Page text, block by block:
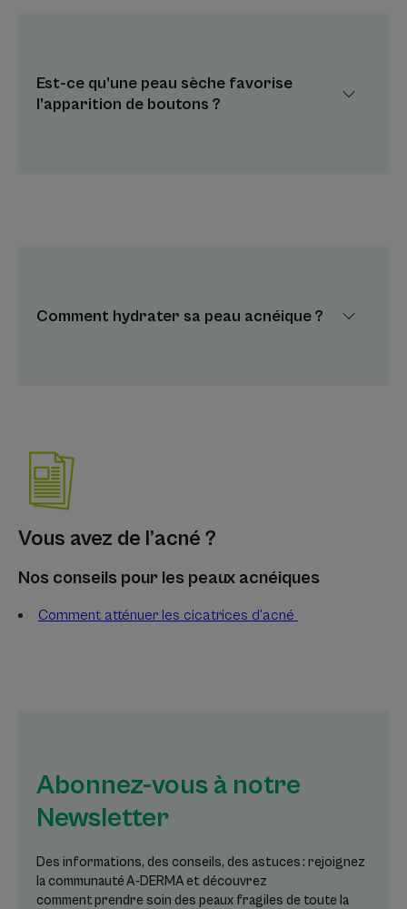
Est-ce qu’une peau sèche favorise
l’apparition de boutons ?
Comment hydrater sa peau acnéique ?
Vous avez de l’acné ?
Nos conseils pour les peaux acnéiques
Comment atténuer les cicatrices d’acné
Abonnez-vous à notre
Newsletter
Des informations, des conseils, des astuces : rejoignez
la communauté A-DERMA et découvrez
comment prendre soin des peaux fragiles de toute la